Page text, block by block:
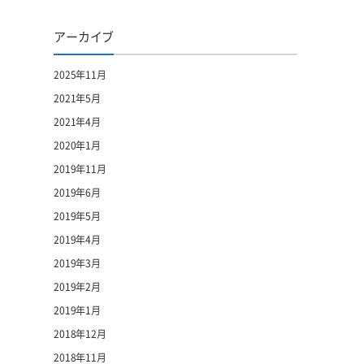
アーカイブ
2025年11月
2021年5月
2021年4月
2020年1月
2019年11月
2019年6月
2019年5月
2019年4月
2019年3月
2019年2月
2019年1月
2018年12月
2018年11月